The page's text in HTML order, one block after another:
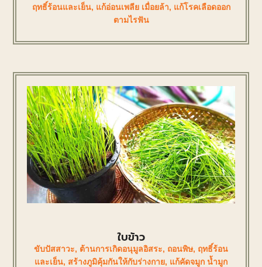
ฤทธิ์ร้อนและเย็น, แก้อ่อนเพลีย เมื่อยล้า, แก้โรคเลือดออก
ตามไรฟัน
ใบข้าว
ขับปัสสาวะ, ต้านการเกิดอนุมูลอิสระ, ถอนพิษ, ฤทธิ์ร้อน
และเย็น, สร้างภูมิคุ้มกันให้กับร่างกาย, แก้คัดจมูก น้ำมูก